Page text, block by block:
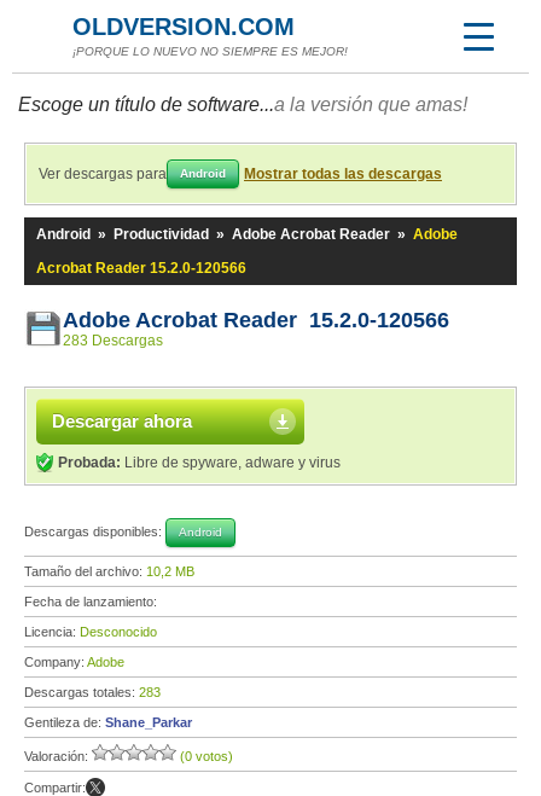
OLDVERSION.COM
¡PORQUE LO NUEVO NO SIEMPRE ES MEJOR!
Escoge un título de software...a la versión que amas!
Ver descargas para Android Mostrar todas las descargas
Android » Productividad » Adobe Acrobat Reader » Adobe
Acrobat Reader 15.2.0-120566
Adobe Acrobat Reader 15.2.0-120566
283 Descargas
Descargar ahora
Probada: Libre de spyware, adware y virus
Descargas disponibles: Android
Tamaño del archivo: 10,2 MB
Fecha de lanzamiento:
Licencia: Desconocido
Company: Adobe
Descargas totales: 283
Gentileza de: Shane_Parkar
Valoración: (0 votos)
Compartir: